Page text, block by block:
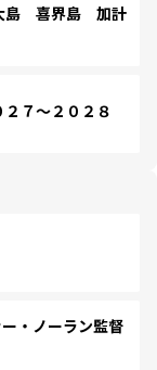
島 喜界島 加計
７～２０２８
・ノーラン監督